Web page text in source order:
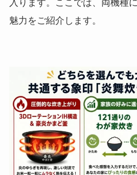
入ります。ここでは、両機種
魅力をご紹介します。